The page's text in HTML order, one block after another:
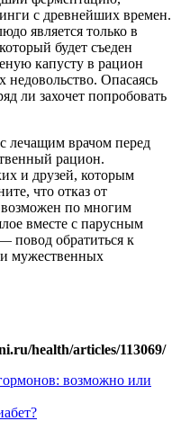
с древнейших времен.
является только в
будет съеден
капусту в рацион
недовольство. Опасаясь
ли захочет попробовать
с лечащим врачом перед
рацион.
и друзей, которым
что отказ от
по многим
вместе с парусным
повод обратиться к
мужественных
health/articles/113069/
возможно или